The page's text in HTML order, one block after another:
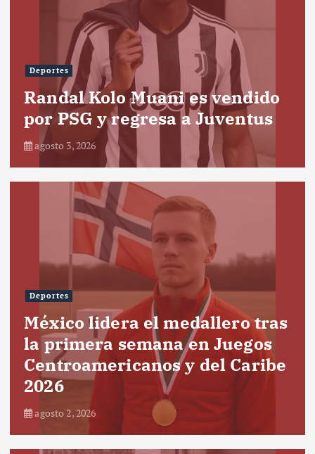
Deportes
Randal Kolo Muani es vendido
por PSG y regresa a Juventus
agosto 3, 2026
Deportes
México lidera el medallero tras
la primera semana en Juegos
Centroamericanos y del Caribe
2026
agosto 2, 2026